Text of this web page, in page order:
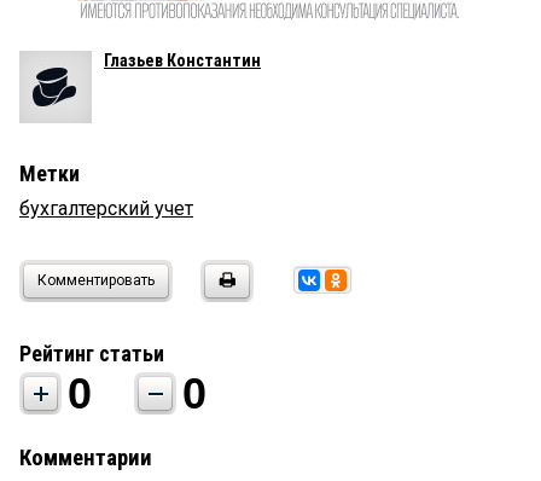
Глазьев Константин
Метки
бухгалтерский учет
Комментировать
Рейтинг статьи
0 0
Комментарии